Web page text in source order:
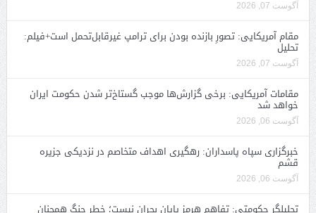
آگوست 07, 2026
مقام آمریکایی: تصورِ بازنده بودن برای ترامپ غیرقابل‌تحمل است+فیلم:
تحلیل
آگوست 07, 2026
مقامات آمریکایی: برخی گزارش‌ها موجب گستاخ‌تر شدن حکومت ایران
خواهد شد
آگوست 06, 2026
خبرگزاری سپاه پاسداران: رهگیری اهداف متخاصم در نزدیکی جزیره
قشم
آگوست 06, 2026
تحلیلگر حکومتی: تفاهم هرمز پایان بحران نیست؛ خطر جنگ همچنان